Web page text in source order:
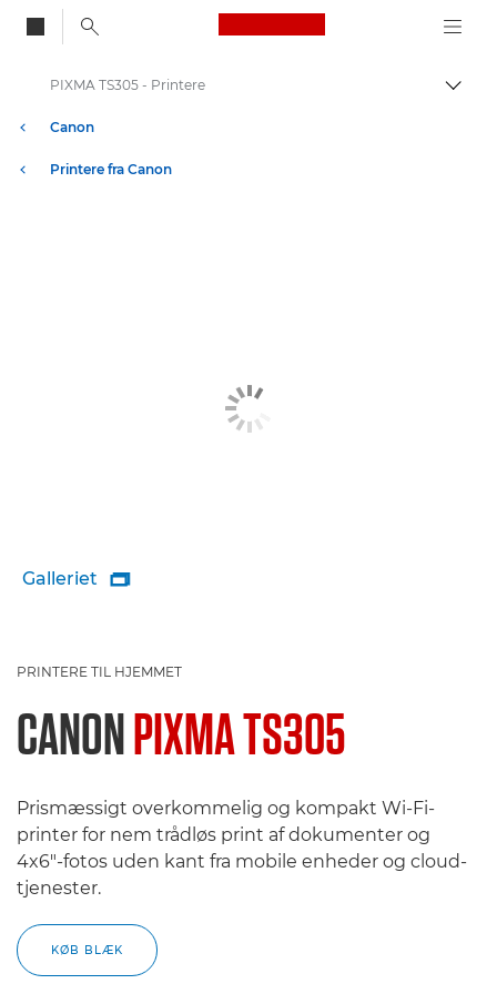
Canon Logo, back
Skift
Canon
Printere fra Canon
PIXMA TS305 - Printere
Galleriet 
PRINTERE TIL HJEMMET
CANONPIXMA TS305
Prismæssigt overkommelig og kompakt Wi-Fi-
printer for nem trådløs print af dokumenter og
4x6"-fotos uden kant fra mobile enheder og cloud-
tjenester.
KØB BLÆK